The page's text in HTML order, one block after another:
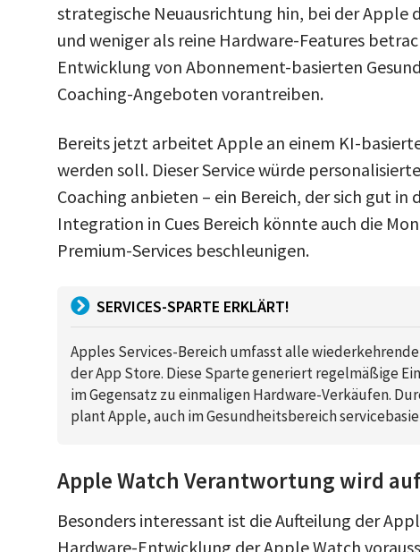
strategische Neuausrichtung hin, bei der Apple
und weniger als reine Hardware-Features
Entwicklung von Abonnement-basierten
Coaching-Angeboten vorantreiben.
Bereits jetzt arbeitet Apple an einem KI-
werden soll. Dieser Service würde
Coaching anbieten – ein Bereich, der sich gut in
Integration in Cues Bereich könnte auch die
Premium-Services beschleunigen.
SERVICES-SPARTE ERKLÄRT!
Apples Services-Bereich umfasst alle
der App Store. Diese Sparte generiert regelmäßige
im Gegensatz zu einmaligen Hardware-Verkäufen.
plant Apple, auch im Gesundheitsbereich
Apple Watch Verantwortung wird
Besonders interessant ist die Aufteilung der
Hardware-Entwicklung der Apple Watch